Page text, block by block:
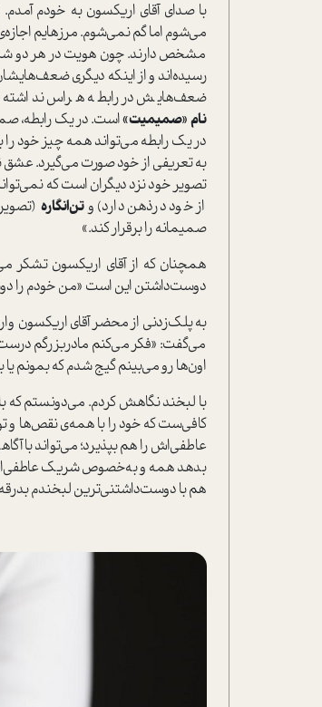
با صدای آقای اریکسون به خودم
می‌شوم اما گم نمی‌شوم. مرزهایم
مشخص دارند. چون هویت در هر دو
رسیده‌اند و از اینکه دیگری
ضعف‌هایش در رابطه هراس
نام«صمیمیت»است. در یک رابطه،
در یک رابطه می‌تواند همه چیز خود
به تعریفی از خود صورت می‌گیرد.
تصویر خود نزد دیگران است که
از خود درذهن دارد) وتن‌انگاره
صمیمانه را برقرار کند.»
همچنان که از آقای اریکسون تشکر
دوست‌داشتن این است «من خودم را
به پلک‌زدنی از محضر آقای اریکسون
می‌گفت: «فکر می‌کنم مادربزرگم
اون‌ها رو می‌بینم گیج شدم که بمونم یا
با لبخند نگاهش کردم. می‌دونستم که
کافی‌ست که خود را با همه‌ی نقص‌ها و
عاطفی‌اش را هم بپذیرد؛ می‌تواند با
بدهد همه و به‌خصوص شریک عاطفی‌اش
هم با دوست‌داشتنی‌ترین لبخندم